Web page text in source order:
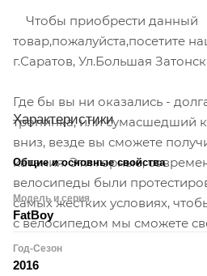
Чтобы приобрести данный
товар,пожалуйста,посетите
г.Саратов, Ул.Большая
Где бы вы ни оказались -
тропинка, или сумасшедший
вниз, везде вы сможете
катания. Эти горные,
велосипеды были
самых жестких условиях,
с велосипедом мы сможете
Характеристики
Общие и основные свойства
Модель и серия
FatBoy
Год-Сезон
2016